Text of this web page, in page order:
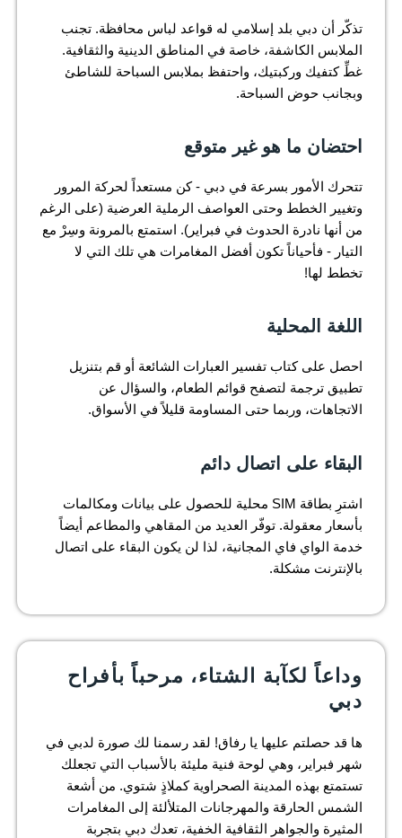
تذكّر أن دبي بلد إسلامي له قواعد لباس محافظة. تجنب
الملابس الكاشفة، خاصة في المناطق الدينية والثقافية.
غطِّ كتفيك وركبتيك، واحتفظ بملابس السباحة للشاطئ
وبجانب حوض السباحة.
احتضان ما هو غير متوقع
تتحرك الأمور بسرعة في دبي - كن مستعداً لحركة المرور
وتغيير الخطط وحتى العواصف الرملية العرضية (على الرغم
من أنها نادرة الحدوث في فبراير). استمتع بالمرونة وسِرْ مع
التيار - فأحياناً تكون أفضل المغامرات هي تلك التي لا
تخطط لها!
اللغة المحلية
احصل على كتاب تفسير العبارات الشائعة أو قم بتنزيل
تطبيق ترجمة لتصفح قوائم الطعام، والسؤال عن
الاتجاهات، وربما حتى المساومة قليلاً في الأسواق.
البقاء على اتصال دائم
اشترِ بطاقة SIM محلية للحصول على بيانات ومكالمات
بأسعار معقولة. توفّر العديد من المقاهي والمطاعم أيضاً
خدمة الواي فاي المجانية، لذا لن يكون البقاء على اتصال
بالإنترنت مشكلة.
وداعاً لكآبة الشتاء، مرحباً بأفراح
دبي
ها قد حصلتم عليها يا رفاق! لقد رسمنا لك صورة لدبي في
شهر فبراير، وهي لوحة فنية مليئة بالأسباب التي تجعلك
تستمتع بهذه المدينة الصحراوية كملاذٍ شتوي. من أشعة
الشمس الحارقة والمهرجانات المتلألئة إلى المغامرات
المثيرة والجواهر الثقافية الخفية، تعدك دبي بتجربة